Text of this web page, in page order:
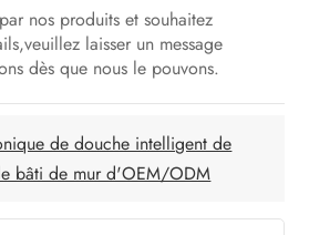
nos produits et souhaitez
laisser un message
dès que nous le pouvons.
de douche intelligent de
bâti de mur d'OEM/ODM